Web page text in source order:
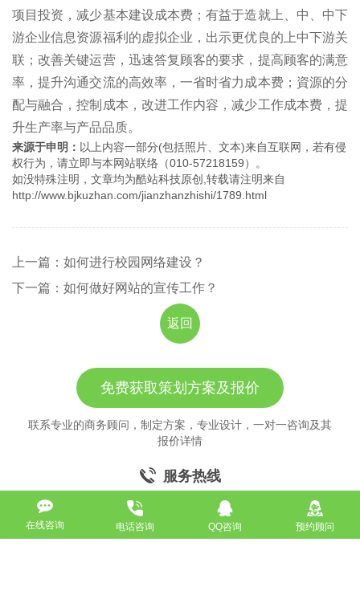
项目投资，减少基本建设成本费；有益于造就上、中、中下
游企业信息资源福利的虚拟企业，出示更优良的上中下游关
联；改善关键运营，迅速答复顾客的要求，提高顾客的满意
率，提升沟通交流的高效率，一省时省力成本费；資源的分
配与融合，控制成本，改进工作内容，减少工作成本费，提
升生产率与产品品质。
来源于申明： 以上内容一部分(包括照片、文本)来自互联网，若有侵
权行为，请立即与本网站联络（010-57218159）。
如没特殊注明，文章均为酷站科技原创,转载请注明来自
http://www.bjkuzhan.com/jianzhanzhishi/1789.html
上一篇：如何进行校园网络建设？
下一篇：如何做好网站的宣传工作？
返回
免费获取策划方案及报价
联系专业的商务顾问，制定方案，专业设计，一对一咨询及其
报价详情
服务热线
18911184380
在线咨询 电话咨询 QQ咨询 预约顾问